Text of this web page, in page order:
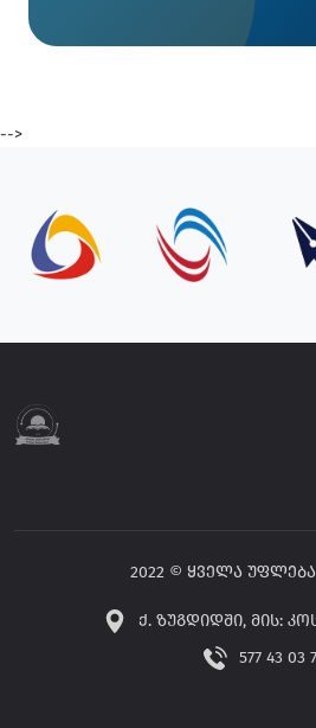
-->
2022 © ყველა
ქ. ზუგდიდში, მის:
577 43 03